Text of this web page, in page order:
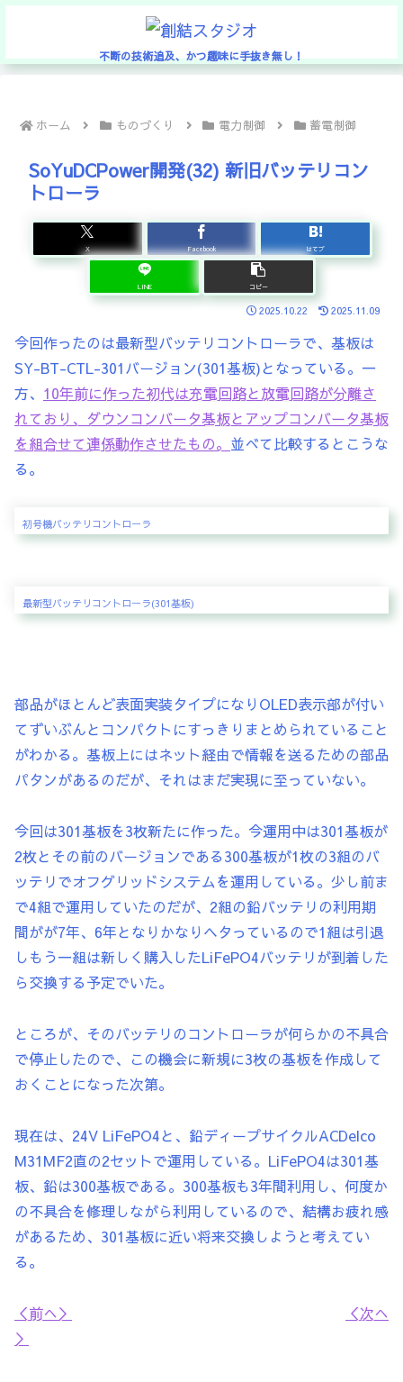
不断の技術追及、かつ趣味に手抜き無し！
ホーム ものづくり 電力制御 蓄電制御
SoYuDCPower開発(32) 新旧バッテリコン
トローラ
X Facebook はてブ
LINE コピー
2025.10.22 2025.11.09
今回作ったのは最新型バッテリコントローラで、基板は
SY-BT-CTL-301バージョン(301基板)となっている。一
方、 10年前に作った初代は充電回路と放電回路が分離さ
れており、ダウンコンバータ基板とアップコンバータ基板
を組合せて連係動作させたもの。 並べて比較するとこうな
る。
初号機バッテリコントローラ
最新型バッテリコントローラ(301基板)
部品がほとんど表面実装タイプになりOLED表示部が付い
てずいぶんとコンパクトにすっきりまとめられていること
がわかる。基板上にはネット経由で情報を送るための部品
パタンがあるのだが、それはまだ実現に至っていない。
今回は301基板を3枚新たに作った。今運用中は301基板が
2枚とその前のバージョンである300基板が1枚の3組のバ
ッテリでオフグリッドシステムを運用している。少し前ま
で4組で運用していたのだが、2組の鉛バッテリの利用期
間がが7年、6年となりかなりヘタっているので1組は引退
しもう一組は新しく購入したLiFePO4バッテリが到着した
ら交換する予定でいた。
ところが、そのバッテリのコントローラが何らかの不具合
で停止したので、この機会に新規に3枚の基板を作成して
おくことになった次第。
現在は、24V LiFePO4と、鉛ディープサイクルACDelco
M31MF2直の2セットで運用している。LiFePO4は301基
板、鉛は300基板である。300基板も3年間利用し、何度か
の不具合を修理しながら利用しているので、結構お疲れ感
があるため、301基板に近い将来交換しようと考えてい
る。
＜前へ＞
＜次へ
＞